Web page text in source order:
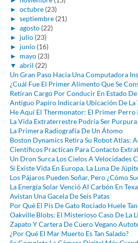
► octubre (23)
► septiembre (21)
► agosto (22)
► julio (23)
► junio (16)
► mayo (23)
▼ abril (22)
Un Gran Paso Hacia Una Computadora
¿Cuál Fue El Primer Alimento Que Se
Retiran Cargo Por Conducir En Estado
Antiguo Papiro Indicaría Ubicación De La
He Aquí El Thermonator: El Primer Perro
La Vida Extraterrestre Podría Ser Purpura
La Primera Radiografía De Un Átomo
Boston Dynamics Retira Su Robot Atlas:
Científicos Practican Para Contacto
Un Dron Surca Los Cielos A Velocidades
Si Existe Vida En Europa, La Luna De
Los Pájaros Pueden Soñar, Pero ¿Cómo
La Energía Solar Venció Al Carbón En
Avistan Una Gacela De Seis Patas
Por Qué El Pis De Gato Rociado Huele Tan
Oakville Blobs: El Misterioso Caso De La
Zapato Y Cartera De Cuero Vegano
¿Por Qué El Mar Muerto Es Tan Salado?